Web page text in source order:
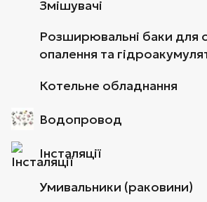
Змішувачі
Розширювальні баки для
опалення та
Котельне обладнання
Водопровод
Інсталяції
Умивальники (раковини)